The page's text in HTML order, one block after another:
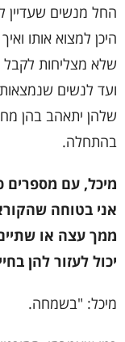
החל מנשים שעדיין
היכן למצוא אותו
שלא מצליחות לקבל
ועד לנשים
שלהן יתאהב בהן
בהתחלה.
מיכל, עם
אני בטוחה
ממך עצה או
יכול לעזור להן
מיכל: "בשמחה.